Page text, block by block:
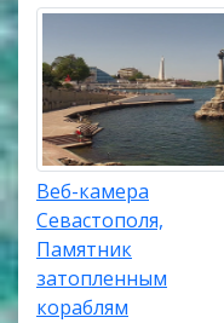
Веб-камера
Севастополя,
Памятник
затопленным
кораблям